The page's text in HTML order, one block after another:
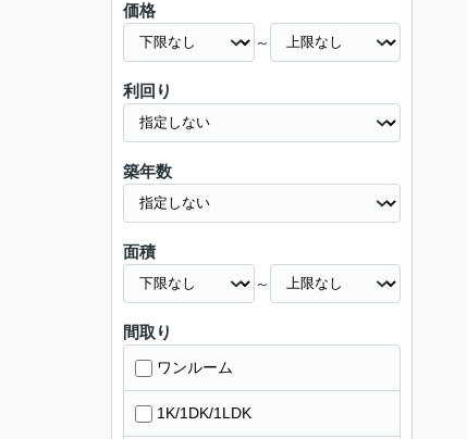
価格
～
利回り
築年数
面積
～
間取り
ワンルーム
1K/1DK/1LDK